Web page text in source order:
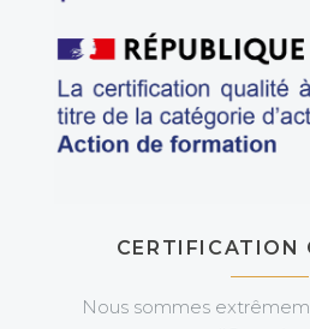
CERTIFICATION
Nous sommes